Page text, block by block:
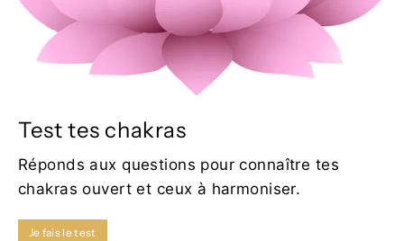
Test tes chakras
Réponds aux questions pour connaître tes
chakras ouvert et ceux à harmoniser.
Je fais le test